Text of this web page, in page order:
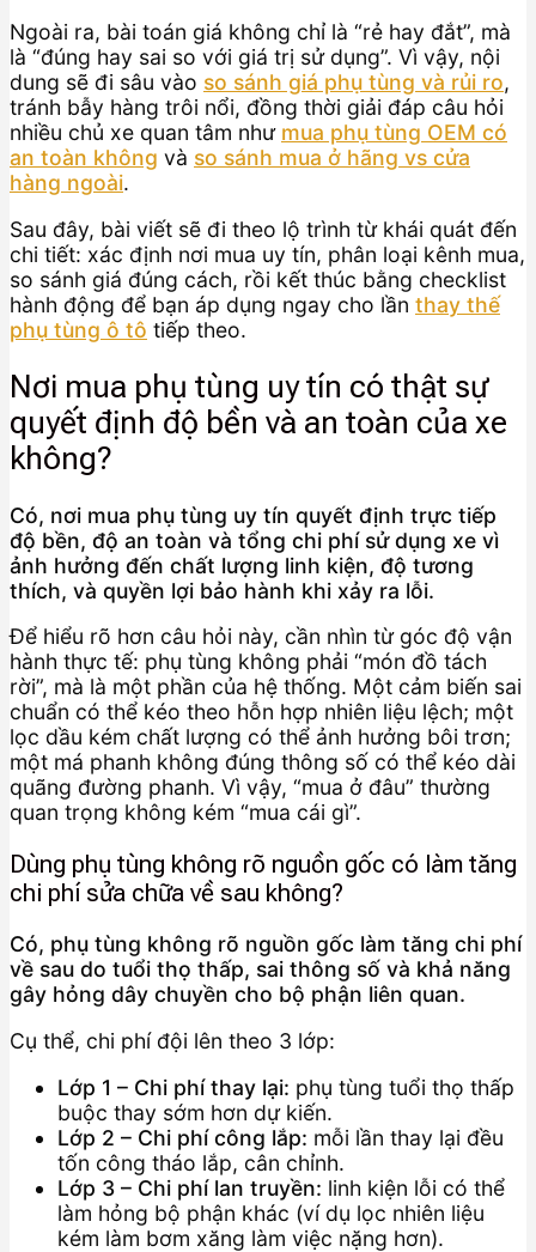
Ngoài ra, bài toán giá không chỉ là “rẻ hay đắt”, mà
là “đúng hay sai so với giá trị sử dụng”. Vì vậy, nội
dung sẽ đi sâu vào so sánh giá phụ tùng và rủi ro,
tránh bẫy hàng trôi nổi, đồng thời giải đáp câu hỏi
nhiều chủ xe quan tâm như mua phụ tùng OEM có
an toàn không và so sánh mua ở hãng vs cửa
hàng ngoài.
Sau đây, bài viết sẽ đi theo lộ trình từ khái quát đến
chi tiết: xác định nơi mua uy tín, phân loại kênh mua,
so sánh giá đúng cách, rồi kết thúc bằng checklist
hành động để bạn áp dụng ngay cho lần thay thế
phụ tùng ô tô tiếp theo.
Nơi mua phụ tùng uy tín có thật sự
quyết định độ bền và an toàn của xe
không?
Có, nơi mua phụ tùng uy tín quyết định trực tiếp
độ bền, độ an toàn và tổng chi phí sử dụng xe vì
ảnh hưởng đến chất lượng linh kiện, độ tương
thích, và quyền lợi bảo hành khi xảy ra lỗi.
Để hiểu rõ hơn câu hỏi này, cần nhìn từ góc độ vận
hành thực tế: phụ tùng không phải “món đồ tách
rời”, mà là một phần của hệ thống. Một cảm biến sai
chuẩn có thể kéo theo hỗn hợp nhiên liệu lệch; một
lọc dầu kém chất lượng có thể ảnh hưởng bôi trơn;
một má phanh không đúng thông số có thể kéo dài
quãng đường phanh. Vì vậy, “mua ở đâu” thường
quan trọng không kém “mua cái gì”.
Dùng phụ tùng không rõ nguồn gốc có làm tăng
chi phí sửa chữa về sau không?
Có, phụ tùng không rõ nguồn gốc làm tăng chi phí
về sau do tuổi thọ thấp, sai thông số và khả năng
gây hỏng dây chuyền cho bộ phận liên quan.
Cụ thể, chi phí đội lên theo 3 lớp:
Lớp 1 – Chi phí thay lại: phụ tùng tuổi thọ thấp
buộc thay sớm hơn dự kiến.
Lớp 2 – Chi phí công lắp: mỗi lần thay lại đều
tốn công tháo lắp, cân chỉnh.
Lớp 3 – Chi phí lan truyền: linh kiện lỗi có thể
làm hỏng bộ phận khác (ví dụ lọc nhiên liệu
kém làm bơm xăng làm việc nặng hơn).